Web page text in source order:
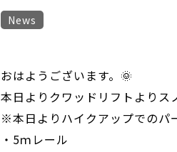
News
おはようございます。🌞
本日よりクワッドリフトよりス
※本日よりハイクアップでのパ
・5ｍレール